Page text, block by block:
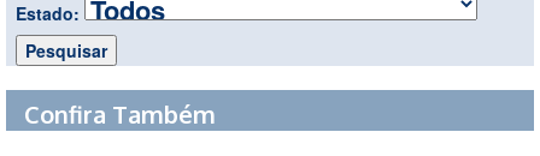
Estado:
Confira Também